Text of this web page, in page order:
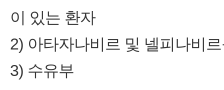
이 있는 환자
2) 아타자나비르 및 넬피나비
3) 수유부